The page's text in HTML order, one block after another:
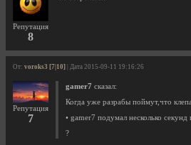
Репутация
8
От: voroks3 [7|10] | Дата 2015-09-11 19:16:26
Репутация
7
gamer7 сказал:
Когда уже разрабы поймут,что
• gamer7 подумал несколько секунд
?